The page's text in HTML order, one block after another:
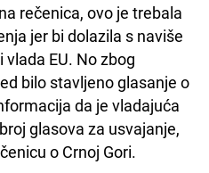
rečenica, ovo je trebala
jer bi dolazila s naviše
EU. No zbog
bilo stavljeno glasanje o
da je vladajuća
glasova za usvajanje,
o Crnoj Gori.